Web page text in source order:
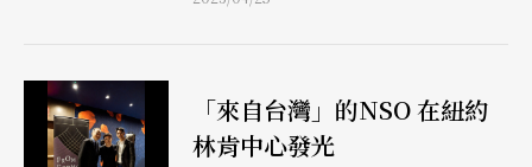
「來自台灣」的NSO 在紐約
林肯中心發光